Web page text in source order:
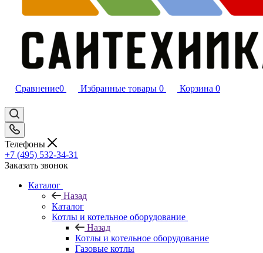
Сравнение0 Избранные товары 0 Корзина 0
Телефоны
+7 (495) 532‑34‑31
Заказать звонок
Каталог
Назад
Каталог
Котлы и котельное оборудование
Назад
Котлы и котельное оборудование
Газовые котлы